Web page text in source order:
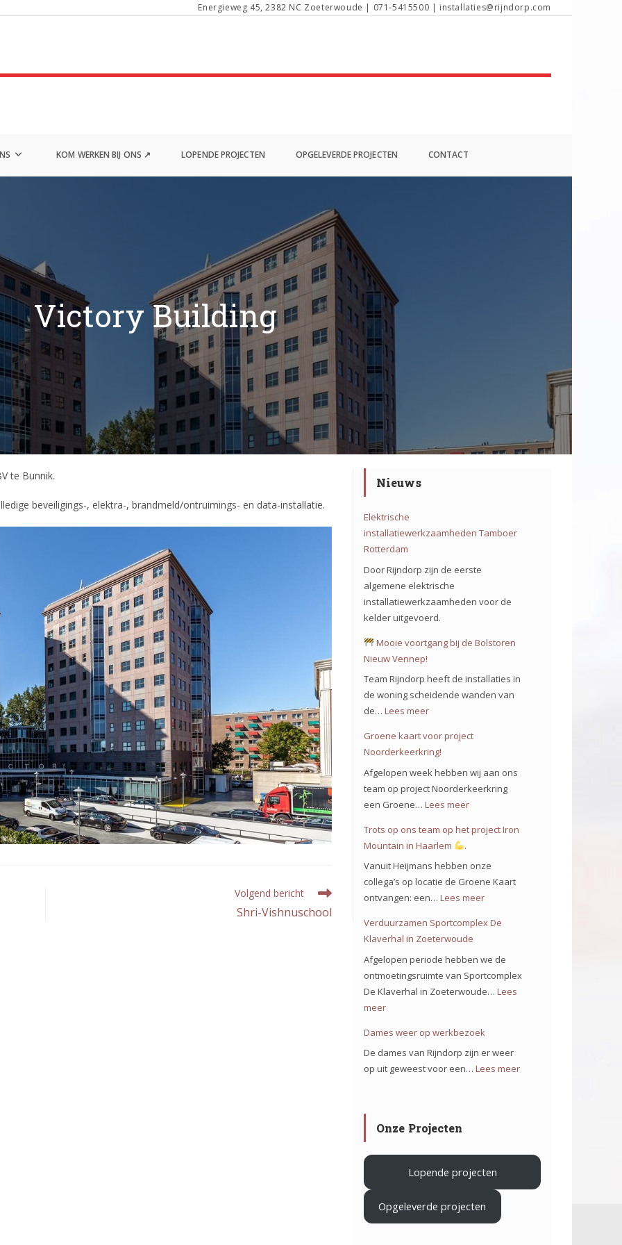
Energieweg 45, 2382 NC Zoeterwoude | 071-5415500 | installaties@rijndorp.com
KOM WERKEN BIJ ONS ↗ LOPENDE PROJECTEN OPGELEVERDE PROJECTEN CONTACT
Victory Building
te Bunnik.
beveiligings-, elektra-, brandmeld/ontruimings- en data-installatie.
Volgend bericht
Shri-Vishnuschool
Nieuws
Elektrische
installatiewerkzaamheden Tamboer
Rotterdam
Door Rijndorp zijn de eerste
algemene elektrische
installatiewerkzaamheden voor de
kelder uitgevoerd.
Mooie voortgang bij de Bolstoren
Nieuw Vennep!
Team Rijndorp heeft de installaties in
de woning scheidende wanden van
de… Lees meer:
Mooie
bij
Nieuw
Vennep!
Groene kaart voor project
Noorderkeerkring!
Afgelopen week hebben wij aan ons
team op project Noorderkeerkring
een Groene… Lees meer:
kaart
Trots op ons team op het project Iron
Mountain in Haarlem
.
Vanuit Heijmans hebben onze
collega’s op locatie de Groene Kaart
ontvangen: een… Lees meer:
team
Iron
Mountain
in
Verduurzamen Sportcomplex De
Klaverhal in Zoeterwoude
Afgelopen periode hebben we de
ontmoetingsruimte van Sportcomplex
De Klaverhal in Zoeterwoude… Lees
meer:
Sportcomplex
De
Klaverhal
Dames weer op werkbezoek
De dames van Rijndorp zijn er weer
op uit geweest voor een… Lees meer:
Onze Projecten
Lopende projecten
Opgeleverde projecten